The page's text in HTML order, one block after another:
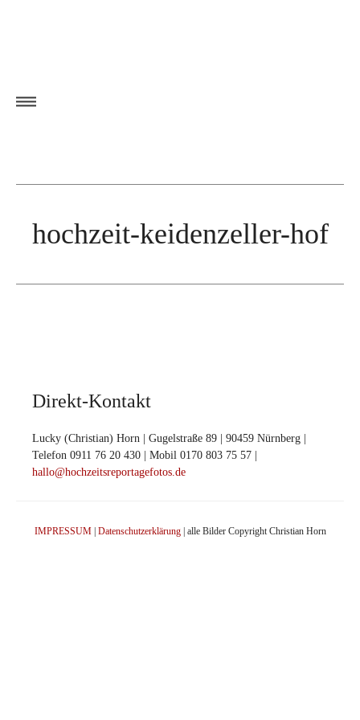
hochzeit-keidenzeller-hof
Direkt-Kontakt
Lucky (Christian) Horn | Gugelstraße 89 | 90459 Nürnberg |
Telefon 0911 76 20 430 | Mobil 0170 803 75 57 |
hallo@hochzeitsreportagefotos.de
IMPRESSUM| Datenschutzerklärung| alle Bilder Copyright Christian Horn